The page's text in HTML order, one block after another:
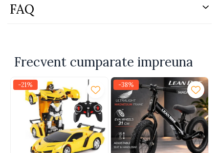
FAQ
Frecvent cumparate impreuna
-21% -38%